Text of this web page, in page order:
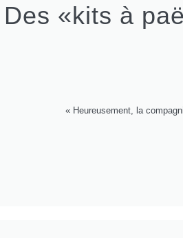
Des «kits à
« Heureusement, la